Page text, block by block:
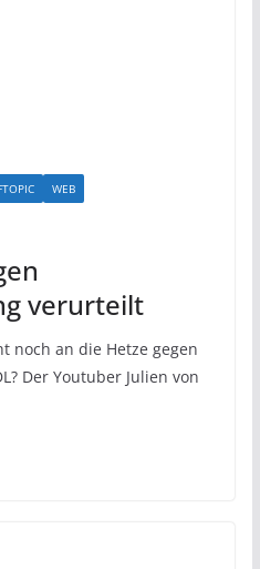
WEB
verurteilt
noch an die Hetze gegen
Der Youtuber Julien von